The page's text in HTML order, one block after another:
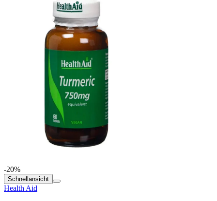
-20%
Schnellansicht
Health Aid